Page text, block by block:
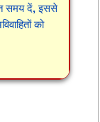
समय दें, इससे
को